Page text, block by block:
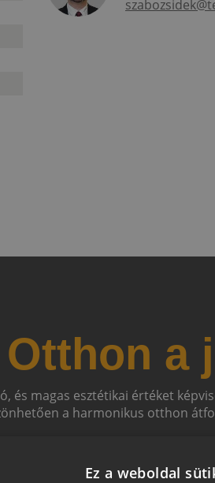
Otthon a
és magas esztétikai értéket
a harmonikus otthon
Ez a weboldal